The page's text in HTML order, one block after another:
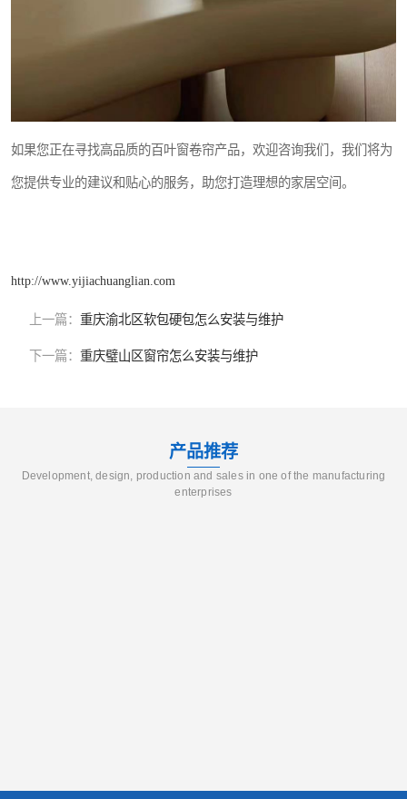
如果您正在寻找高品质的百叶窗卷帘产品，欢迎咨询我们，我们将为
您提供专业的建议和贴心的服务，助您打造理想的家居空间。
http://www.yijiachuanglian.com
上一篇： 重庆渝北区软包硬包怎么安装与维护
下一篇： 重庆璧山区窗帘怎么安装与维护
产品推荐
Development, design, production and sales in one of the manufacturing
enterprises